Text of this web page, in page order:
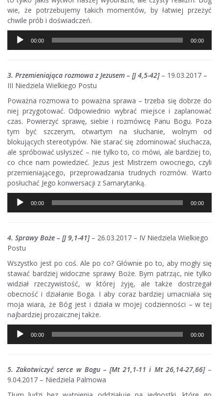
wie, że potrzebujemy takich momentów, by łatwiej przeżyć
chwile prób i doświadczeń.
Odtwarzacz
plików
00:00 00:00
3. Przemieniająca rozmowa z Jezusem – [J 4,5-42]– 19.03.2017 –
III Niedziela Wielkiego Postu
Poważna rozmowa to poważna sprawa – trzeba się dobrze do
niej przygotować. Odpowiednio wybrać miejsce i zaplanować
czas. Powierzyć sprawę, siebie i rozmówcę Panu Bogu. Poza
tym być szczerym, otwartym na słuchanie, wolnym od
blokujących stereotypów. Nie starać się zdominować słuchacza,
ale spróbować usłyszeć – nie tylko to, co mówi, ale bardziej to,
co chce nam powiedzieć. Jezus jest Mistrzem owocnego, czyli
przemieniającego, przeprowadzania trudnych rozmów. Warto
posłuchać Jego konwersacji z Samarytanką.
Odtwarzacz
plików
00:00 00:00
4. Sprawy Boże – [J 9,1-41]– 26.03.2017 – IV Niedziela Wielkiego
Postu
Wszystko jest po coś. Ale po co? Głównie po to, aby mogły się
stawać bardziej widoczne sprawy Boże. Bym patrząc, nie tylko
widział rzeczywistość, w której żyję, ale także dostrzegał
obecność i działanie Boga. I aby coraz bardziej umacniała się
moja wiara, że Bóg jest i działa w mojej codzienności – w tej
najbardziej prozaicznej także.
Odtwarzacz
plików
00:00 00:00
5. Zakotwiczyć serce w Bogu – [Mt 21,1-11 i Mt 26,14-27,66]–
9.04.2017 – Niedziela Palmowa